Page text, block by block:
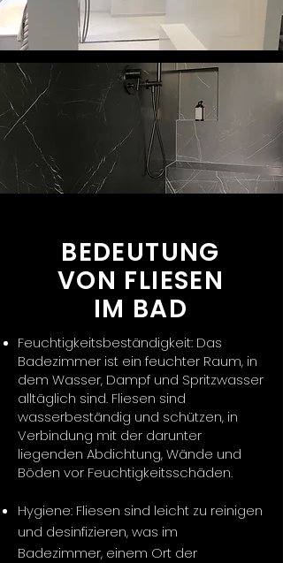
BEDEUTUNG
VON FLIESEN
IM BAD
Feuchtigkeitsbeständigkeit: Das
Badezimmer ist ein feuchter Raum, in
dem Wasser, Dampf und Spritzwasser
alltäglich sind. Fliesen sind
wasserbeständig und schützen, in
Verbindung mit der darunter
liegenden Abdichtung, Wände und
Böden vor Feuchtigkeitsschäden.
Hygiene: Fliesen sind leicht zu reinigen
und desinfizieren, was im
Badezimmer, einem Ort der